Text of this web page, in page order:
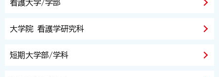
看護大学/学部
大学院 看護学研究科
短期大学部/学科